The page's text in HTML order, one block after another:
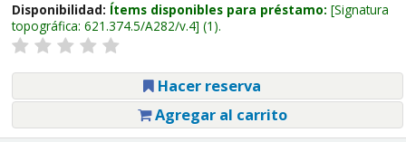
Disponibilidad: Ítems disponibles para préstamo: Signatura
topográfica: 621.374.5/A282/v.4 (1).
Hacer reserva
Agregar al carrito